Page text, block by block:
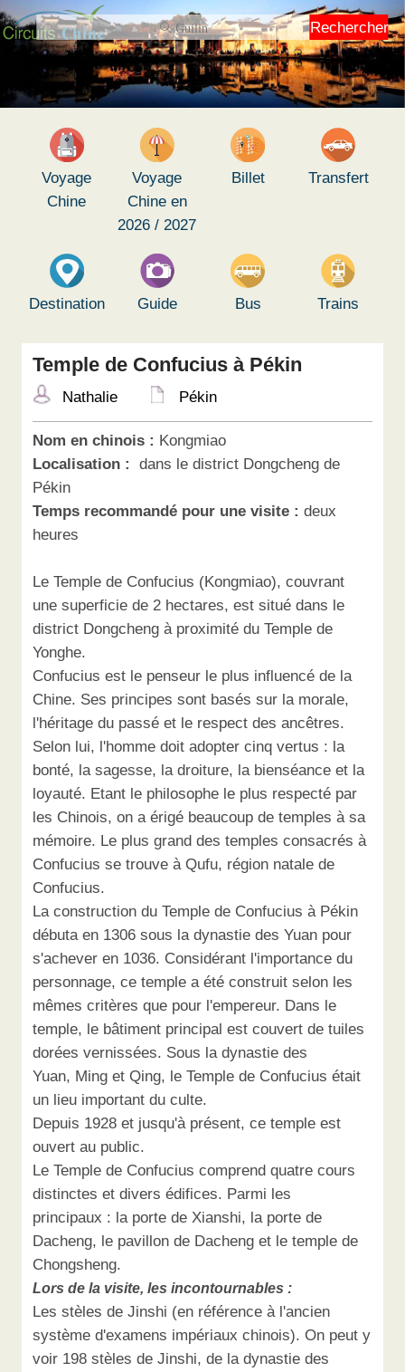
Rechercher
Voyage
Chine
Voyage
Chine en
2026 / 2027
Billet Transfert
Destination Guide Bus Trains
Temple de Confucius à Pékin
Nathalie Pékin
Nom en chinois : Kongmiao
Localisation : dans le district Dongcheng de
Pékin
Temps recommandé pour une visite : deux
heures
Le Temple de Confucius (Kongmiao), couvrant
une superficie de 2 hectares, est situé dans le
district Dongcheng à proximité du Temple de
Yonghe.
Confucius est le penseur le plus influencé de la
Chine. Ses principes sont basés sur la morale,
l'héritage du passé et le respect des ancêtres.
Selon lui, l'homme doit adopter cinq vertus : la
bonté, la sagesse, la droiture, la bienséance et la
loyauté. Etant le philosophe le plus respecté par
les Chinois, on a érigé beaucoup de temples à sa
mémoire. Le plus grand des temples consacrés à
Confucius se trouve à Qufu, région natale de
Confucius.
La construction du Temple de Confucius à Pékin
débuta en 1306 sous la dynastie des Yuan pour
s'achever en 1036. Considérant l'importance du
personnage, ce temple a été construit selon les
mêmes critères que pour l'empereur. Dans le
temple, le bâtiment principal est couvert de tuiles
dorées vernissées. Sous la dynastie des
Yuan, Ming et Qing, le Temple de Confucius était
un lieu important du culte.
Depuis 1928 et jusqu'à présent, ce temple est
ouvert au public.
Le Temple de Confucius comprend quatre cours
distinctes et divers édifices. Parmi les
principaux : la porte de Xianshi, la porte de
Dacheng, le pavillon de Dacheng et le temple de
Chongsheng.
Lors de la visite, les incontournables :
Les stèles de Jinshi (en référence à l'ancien
système d'examens impériaux chinois). On peut y
voir 198 stèles de Jinshi, de la dynastie des